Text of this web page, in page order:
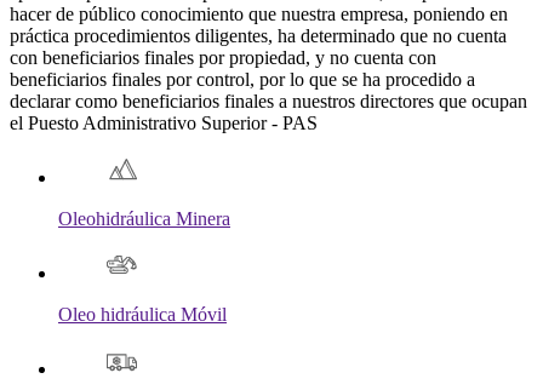
hacer de público conocimiento que nuestra empresa, poniendo en
práctica procedimientos diligentes, ha determinado que no cuenta
con beneficiarios finales por propiedad, y no cuenta con
beneficiarios finales por control, por lo que se ha procedido a
declarar como beneficiarios finales a nuestros directores que ocupan
el Puesto Administrativo Superior - PAS
Oleohidráulica Minera
Oleo hidráulica Móvil